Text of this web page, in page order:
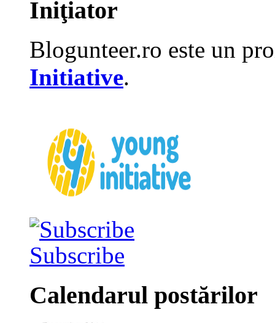
Iniţiator
Blogunteer.ro este un
Initiative.
Subscribe
Calendarul postărilor